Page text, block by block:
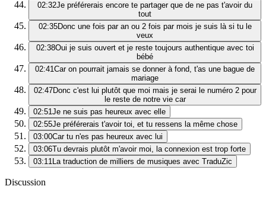
02:32Je préférerais encore te partager que de ne pas t'avoir du
tout
02:35Donc une fois par an ou 2 fois par mois je suis là si tu le
veux
02:38Oui je suis ouvert et je reste toujours authentique avec toi
bébé
02:41Car on pourrait jamais se donner à fond, t'as une bague de
mariage
02:47Donc c'est lui plutôt que moi mais je serai le numéro 2 pour
le reste de notre vie car
02:51Je ne suis pas heureux avec elle
02:55Je préférerais t'avoir toi, et tu ressens la même chose
03:00Car tu n'es pas heureux avec lui
03:06Tu devrais plutôt m'avoir moi, la connexion est trop forte
03:11La traduction de milliers de musiques avec TraduZic
Discussion